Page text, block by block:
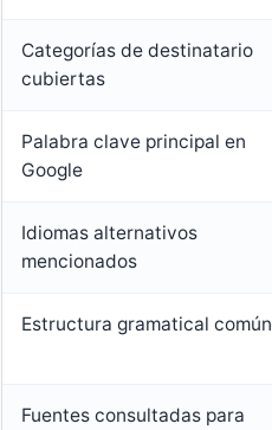
Categorías de destinatario
cubiertas
Palabra clave principal en
Google
Idiomas alternativos
mencionados
Estructura gramatical común
Fuentes consultadas para